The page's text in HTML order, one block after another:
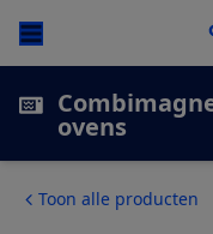
ovens
Toon alle producten